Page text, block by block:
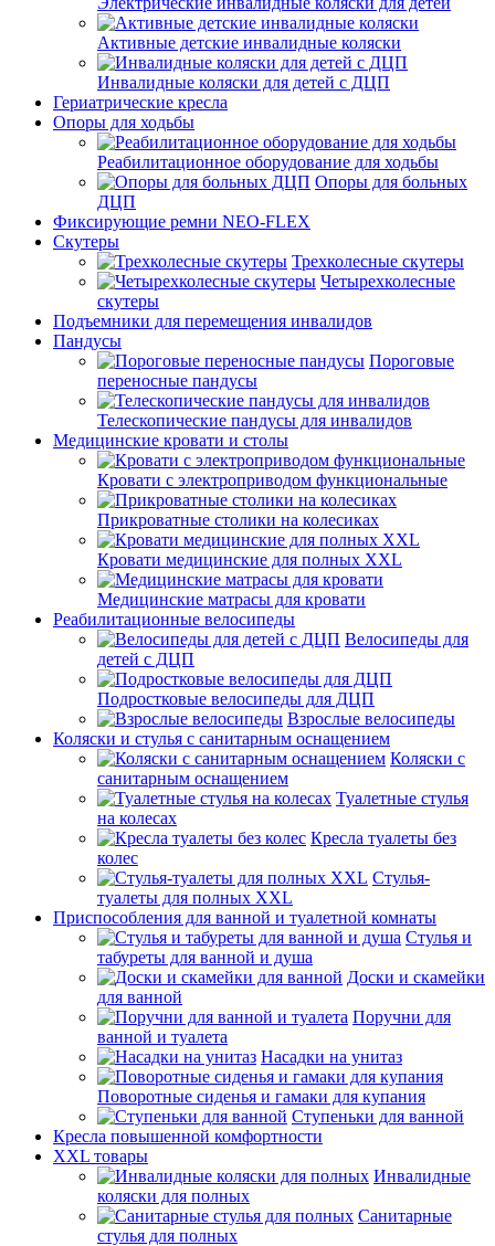
Активные детские инвалидные коляски
Инвалидные коляски для детей с ДЦП
Гериатрические кресла
Опоры для ходьбы
Реабилитационное оборудование для ходьбы
Опоры для больных
ДЦП
Фиксирующие ремни NEO-FLEX
Скутеры
Трехколесные скутеры
Четырехколесные
скутеры
Подъемники для перемещения инвалидов
Пандусы
Пороговые
переносные пандусы
Телескопические пандусы для инвалидов
Медицинские кровати и столы
Кровати с электроприводом функциональные
Прикроватные столики на колесиках
Кровати медицинские для полных XXL
Медицинские матрасы для кровати
Реабилитационные велосипеды
Велосипеды для
детей с ДЦП
Подростковые велосипеды для ДЦП
Взрослые велосипеды
Коляски и стулья с санитарным оснащением
Коляски с
санитарным оснащением
Туалетные стулья
на колесах
Кресла туалеты без
колес
Стулья-
туалеты для полных XXL
Приспособления для ванной и туалетной комнаты
Стулья и
табуреты для ванной и душа
Доски и скамейки
для ванной
Поручни для
ванной и туалета
Насадки на унитаз
Поворотные сиденья и гамаки для купания
Ступеньки для ванной
Кресла повышенной комфортности
XXL товары
Инвалидные
коляски для полных
Санитарные
стулья для полных